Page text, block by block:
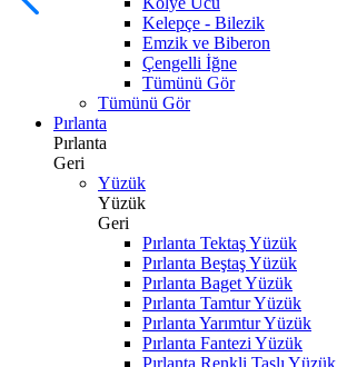
Kelepçe - Bilezik
Emzik ve Biberon
Çengelli İğne
Tümünü Gör
Tümünü Gör
Pırlanta
Pırlanta
Geri
Yüzük
Yüzük
Geri
Pırlanta Tektaş Yüzük
Pırlanta Beştaş Yüzük
Pırlanta Baget Yüzük
Pırlanta Tamtur Yüzük
Pırlanta Yarımtur Yüzük
Pırlanta Fantezi Yüzük
Pırlanta Renkli Taşlı Yüzük